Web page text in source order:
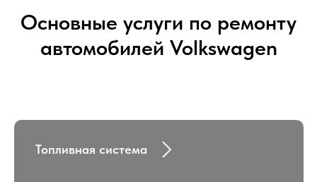
Основные услуги по ремонту
автомобилей Volkswagen
Топливная система